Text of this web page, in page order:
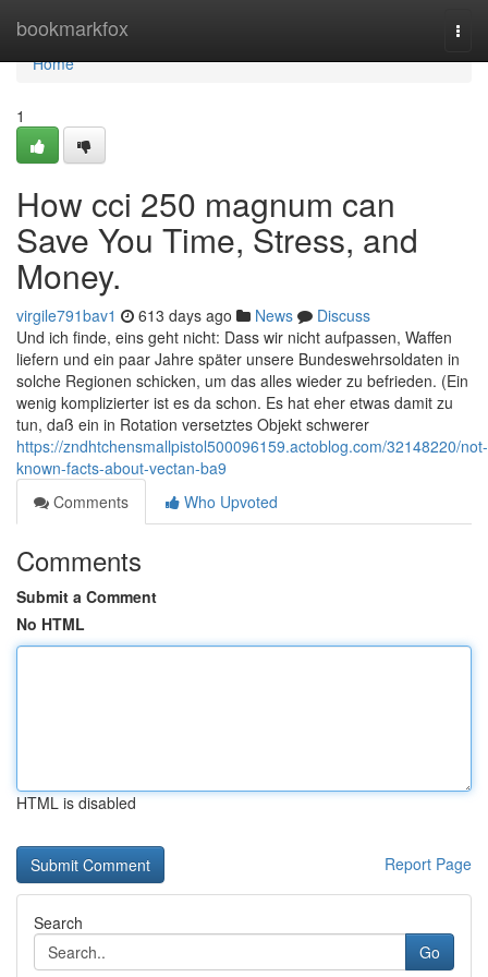
bookmarkfox
Home
Home
1
How cci 250 magnum can
Save You Time, Stress, and
Money.
virgile791bav1 613 days ago News
Discuss
Und ich finde, eins geht nicht: Dass wir nicht aufpassen, Waffen
liefern und ein paar Jahre später unsere Bundeswehrsoldaten in
solche Regionen schicken, um das alles wieder zu befrieden. (Ein
wenig komplizierter ist es da schon. Es hat eher etwas damit zu
tun, daß ein in Rotation versetztes Objekt schwerer
https://zndhtchensmallpistol500096159.actoblog.com/32148220/not-
known-facts-about-vectan-ba9
Comments
Who Upvoted
Comments
Submit a Comment
No HTML
HTML is disabled
Report Page
Search
Go